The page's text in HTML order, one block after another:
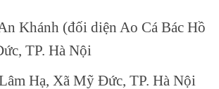
Khánh (đối diện Ao Cá Bác Hồ
TP. Hà Nội
Hạ, Xã Mỹ Đức, TP. Hà Nội